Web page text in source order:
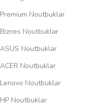
Premium Noutbuklar
Biznes Noutbuklar
ASUS Noutbuklar
ACER Noutbuklar
Lenovo Noutbuklar
HP Noutbuklar